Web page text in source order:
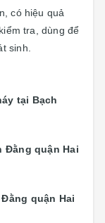
có hiệu quả
tra, dùng để
sinh.
tại Bạch
Đằng quận Hai
Đằng quận Hai